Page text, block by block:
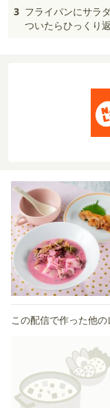
3 フライパンにサラ
ついたらひっくり
この配信で作った他